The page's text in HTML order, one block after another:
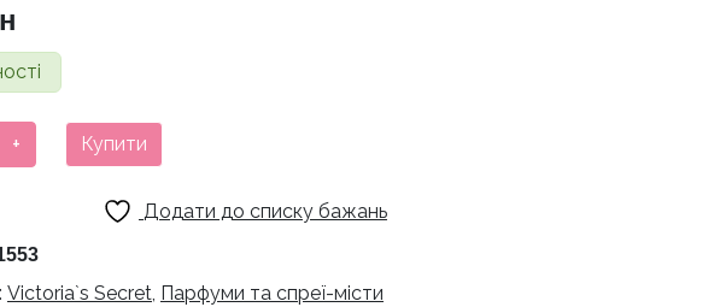
+ Купити
Додати до списку бажань
Victoria`s Secret, Парфуми та спреї-місти